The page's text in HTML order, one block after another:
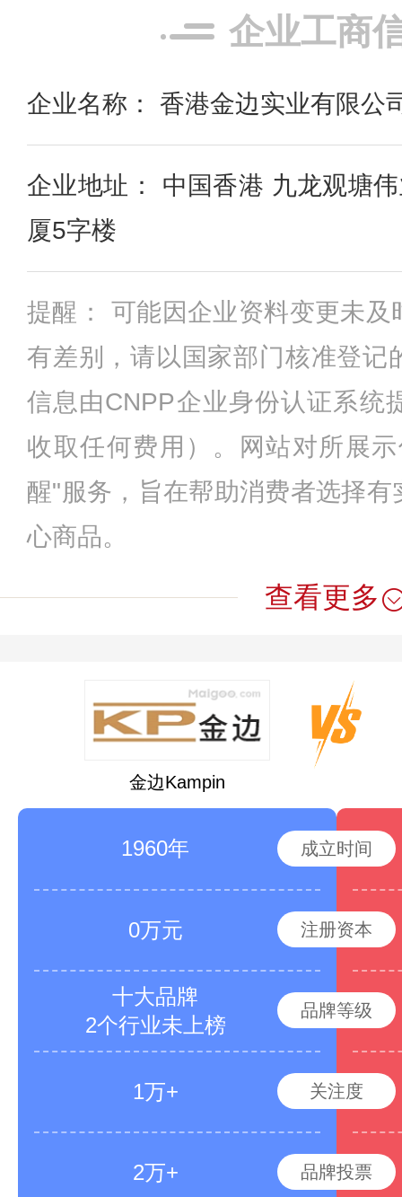
企业工商
企业名称： 香港金边实业有限公
企业地址： 中国香港 九龙观塘
厦5字楼
提醒： 可能因企业资料变更未
有差别，请以国家部门核准登记
信息由CNPP企业身份认证系统
收取任何费用）。网站对所展
醒"服务，旨在帮助消费者选择
心商品。
查看更多
金边Kampin
1960年 成立时间
0万元 注册资本
十大品牌
2个行业未上榜
品牌等级
1万+ 关注度
2万+ 品牌投票